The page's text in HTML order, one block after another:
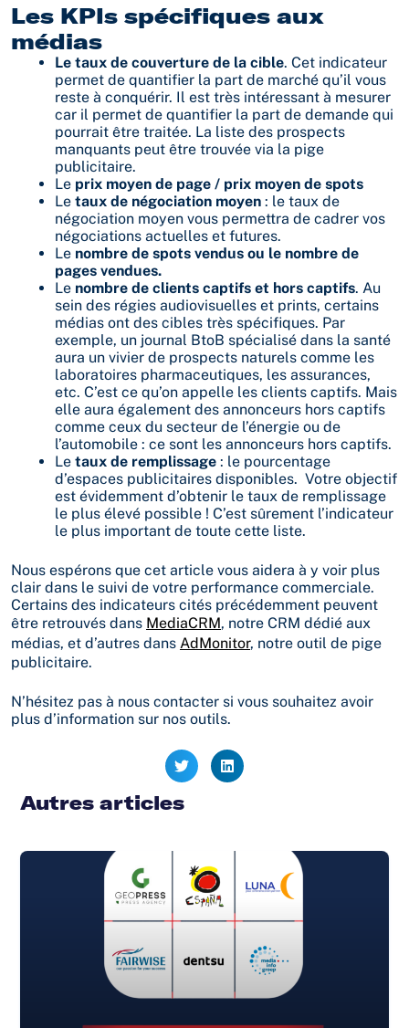
Les KPIs spécifiques aux
médias
Le taux de couverture de la cible. Cet indicateur
permet de quantifier la part de marché qu’il vous
reste à conquérir. Il est très intéressant à mesurer
car il permet de quantifier la part de demande qui
pourrait être traitée. La liste des prospects
manquants peut être trouvée via la pige
publicitaire.
Le prix moyen de page / prix moyen de spots
Le taux de négociation moyen : le taux de
négociation moyen vous permettra de cadrer vos
négociations actuelles et futures.
Le nombre de spots vendus ou le nombre de
pages vendues.
Le nombre de clients captifs et hors captifs. Au
sein des régies audiovisuelles et prints, certains
médias ont des cibles très spécifiques. Par
exemple, un journal BtoB spécialisé dans la santé
aura un vivier de prospects naturels comme les
laboratoires pharmaceutiques, les assurances,
etc. C’est ce qu’on appelle les clients captifs. Mais
elle aura également des annonceurs hors captifs
comme ceux du secteur de l’énergie ou de
l’automobile : ce sont les annonceurs hors captifs.
Le taux de remplissage : le pourcentage
d’espaces publicitaires disponibles. Votre objectif
est évidemment d’obtenir le taux de remplissage
le plus élevé possible ! C’est sûrement l’indicateur
le plus important de toute cette liste.
Nous espérons que cet article vous aidera à y voir plus
clair dans le suivi de votre performance commerciale.
Certains des indicateurs cités précédemment peuvent
être retrouvés dans MediaCRM, notre CRM dédié aux
médias, et d’autres dans AdMonitor, notre outil de pige
publicitaire.
N’hésitez pas à nous contacter si vous souhaitez avoir
plus d’information sur nos outils.
Autres articles